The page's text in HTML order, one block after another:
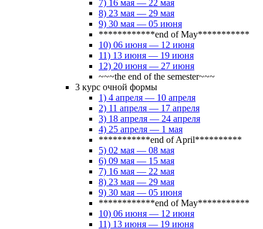
7) 16 мая — 22 мая
8) 23 мая — 29 мая
9) 30 мая — 05 июня
************end of May***********
10) 06 июня — 12 июня
11) 13 июня — 19 июня
12) 20 июня — 27 июня
~~~the end of the semester~~~
3 курс очной формы
1) 4 апреля — 10 апреля
2) 11 апреля — 17 апреля
3) 18 апреля — 24 апреля
4) 25 апреля — 1 мая
***********end of April**********
5) 02 мая — 08 мая
6) 09 мая — 15 мая
7) 16 мая — 22 мая
8) 23 мая — 29 мая
9) 30 мая — 05 июня
************end of May***********
10) 06 июня — 12 июня
11) 13 июня — 19 июня